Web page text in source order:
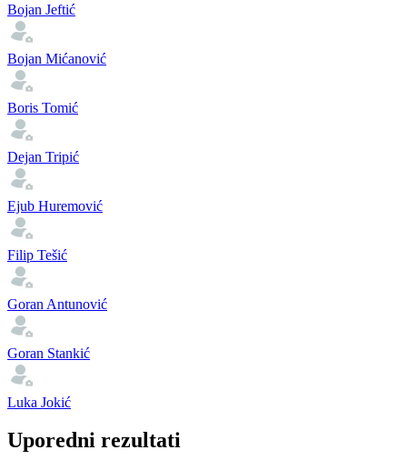
Bojan Jeftić
Bojan Mićanović
Boris Tomić
Dejan Tripić
Ejub Huremović
Filip Tešić
Goran Antunović
Goran Stankić
Luka Jokić
Uporedni rezultati